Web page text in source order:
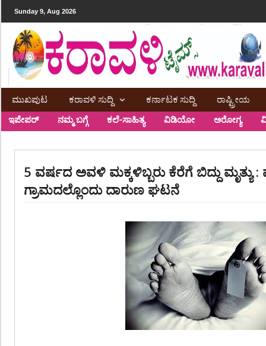
Sunday 9, Aug 2026
ಮುಖಪುಟ ಕರಾವಳಿ ಸುದ್ದಿ ಕರ್ನಾಟಕ ಸುದ್ದಿ ರಾಷ್ಟ್ರೀಯ
ಇಪೇಪರ್ ನಮ್ಮ ಬಗ್ಗೆ ಕಲೆ-ಸಾಹಿತ್ಯ ವಿಡಿಯೋ ಅರೋಗ್ಯ
5 ವರ್ಷದ ಅವಳಿ ಮಕ್ಕಳಿಬ್ಬರು ಕೆರೆಗೆ ಬಿದ್ದು ಮೃತ್ಯು :
ಗ್ರಾಮದಲ್ಲೊಂದು ದಾರುಣ ಘಟನೆ